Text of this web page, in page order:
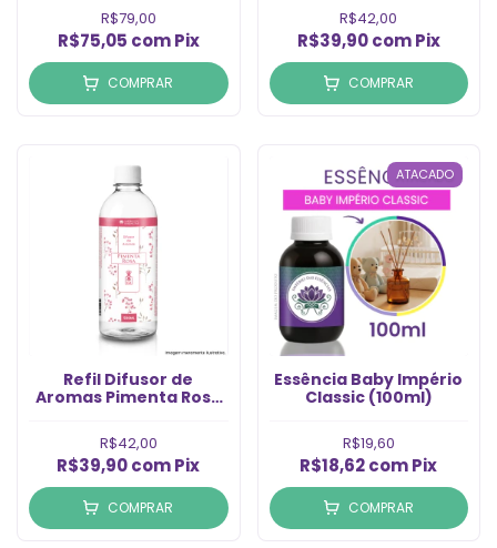
R$79,00
R$75,05 com Pix
COMPRAR
R$42,00
R$39,90com Pix
COMPRAR
Refil Difusor de
Aromas Pimenta Rosa
R$42,00
R$39,90comPix
COMPRAR
ATACADO
Essência Baby Império
Classic (100ml)
R$19,60
R$18,62comPix
COMPRAR